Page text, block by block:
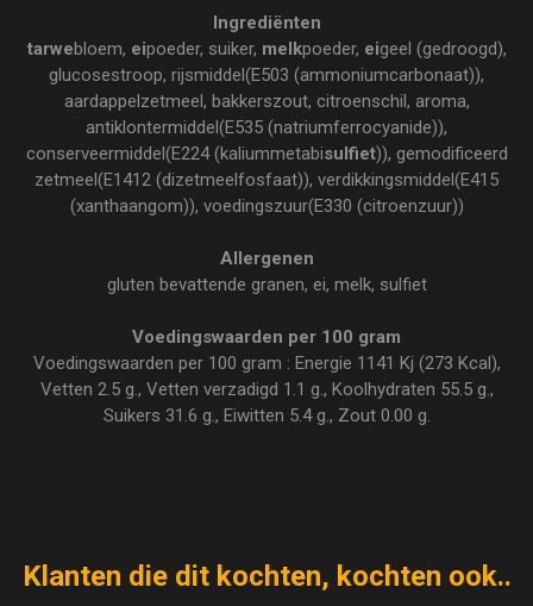
Ingrediënten
tarwebloem, eipoeder, suiker, melkpoeder, eigeel (gedroogd),
glucosestroop, rijsmiddel(E503 (ammoniumcarbonaat)),
aardappelzetmeel, bakkerszout, citroenschil, aroma,
antiklontermiddel(E535 (natriumferrocyanide)),
conserveermiddel(E224 (kaliummetabisulfiet)), gemodificeerd
zetmeel(E1412 (dizetmeelfosfaat)), verdikkingsmiddel(E415
(xanthaangom)), voedingszuur(E330 (citroenzuur))
Allergenen
gluten bevattende granen, ei, melk, sulfiet
Voedingswaarden per 100 gram
Voedingswaarden per 100 gram : Energie 1141 Kj (273 Kcal),
Vetten 2.5 g., Vetten verzadigd 1.1 g., Koolhydraten 55.5 g.,
Suikers 31.6 g., Eiwitten 5.4 g., Zout 0.00 g.
Klanten die dit kochten, kochten ook..